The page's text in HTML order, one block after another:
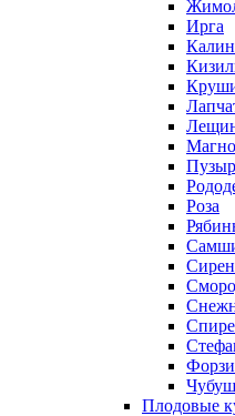
Ирга
Роза
Плодовые